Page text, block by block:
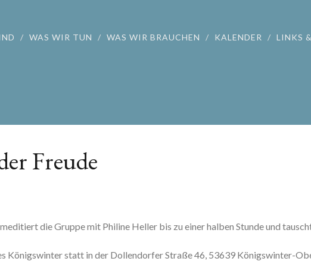
WAS WIR TUN WAS WIR BRAUCHEN KALENDER LINKS
Freude
die Gruppe mit Philine Heller bis zu einer halben Stunde und
Königswinter statt in der Dollendorfer Straße 46, 53639 Königswinter-